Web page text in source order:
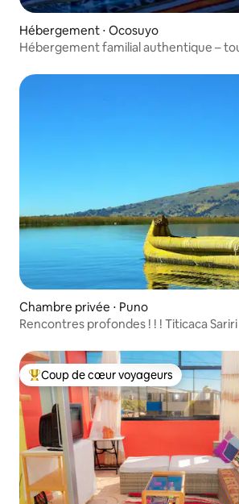
Hébergement ⋅ Ocosuyo
Hébergement familial authentique –
Chambre privée ⋅ Puno
Rencontres profondes ! ! ! Titicaca Sariri
Coups de cœur voyageurs les plus
Coup de cœur voyageurs